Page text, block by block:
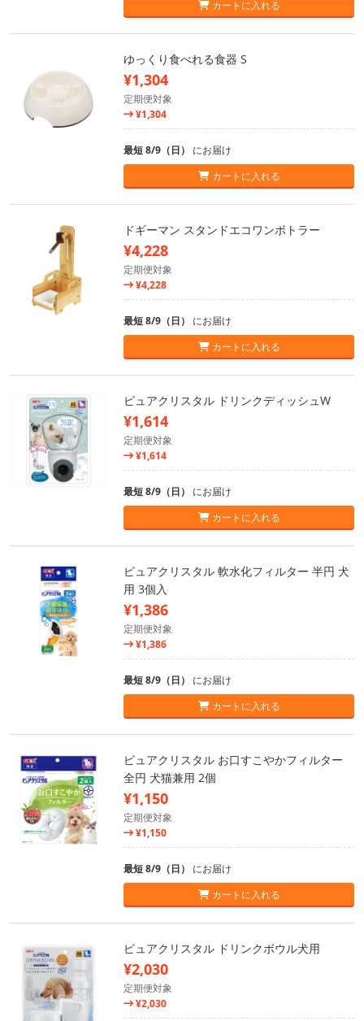
カートに入れる
ゆっくり食べれる食器 S
¥1,304
定期便対象
¥1,304
最短 8/9（日） にお届け
カートに入れる
ドギーマン スタンドエコワンボトラー
¥4,228
定期便対象
¥4,228
最短 8/9（日） にお届け
カートに入れる
ピュアクリスタル ドリンクディッシュW
¥1,614
定期便対象
¥1,614
最短 8/9（日） にお届け
カートに入れる
ピュアクリスタル 軟水化フィルター 半円 犬
用 3個入
¥1,386
定期便対象
¥1,386
最短 8/9（日） にお届け
カートに入れる
ピュアクリスタル お口すこやかフィルター
全円 犬猫兼用 2個
¥1,150
定期便対象
¥1,150
最短 8/9（日） にお届け
カートに入れる
ピュアクリスタル ドリンクボウル犬用
¥2,030
定期便対象
¥2,030